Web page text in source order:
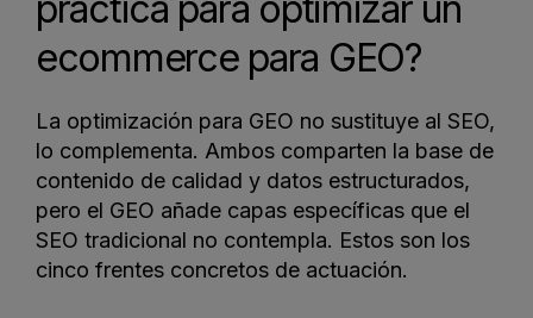
ecommerce para GEO?
La optimización para GEO no sustituye al SEO,
lo complementa. Ambos comparten la base de
contenido de calidad y datos estructurados,
pero el GEO añade capas específicas que el
SEO tradicional no contempla. Estos son los
cinco frentes concretos de actuación.